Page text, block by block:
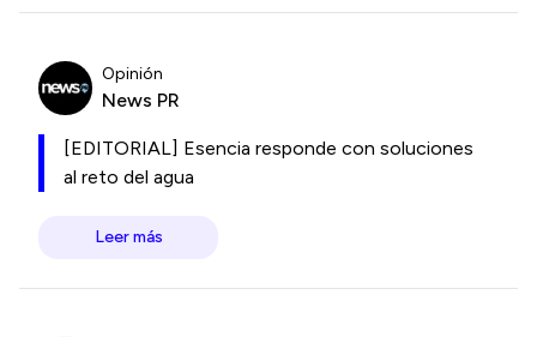
Opinión
News PR
[EDITORIAL] Esencia responde con soluciones
al reto del agua
Leer más